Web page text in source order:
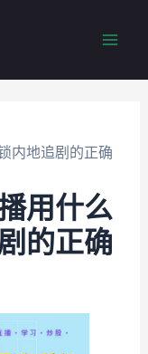
内地追剧的正确
用什么
的正确